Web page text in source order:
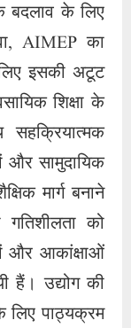
बदलाव के लिए
AIMEP का
इसकी अटूट
शिक्षा के
और सामुदायिक
मार्ग बनाने
को
और आकांक्षाओं
हैं। उद्योग की
पाठ्यक्रम